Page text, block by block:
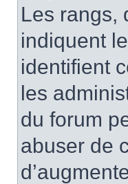
Les rangs,
indiquent
identifient
les
du forum
abuser de